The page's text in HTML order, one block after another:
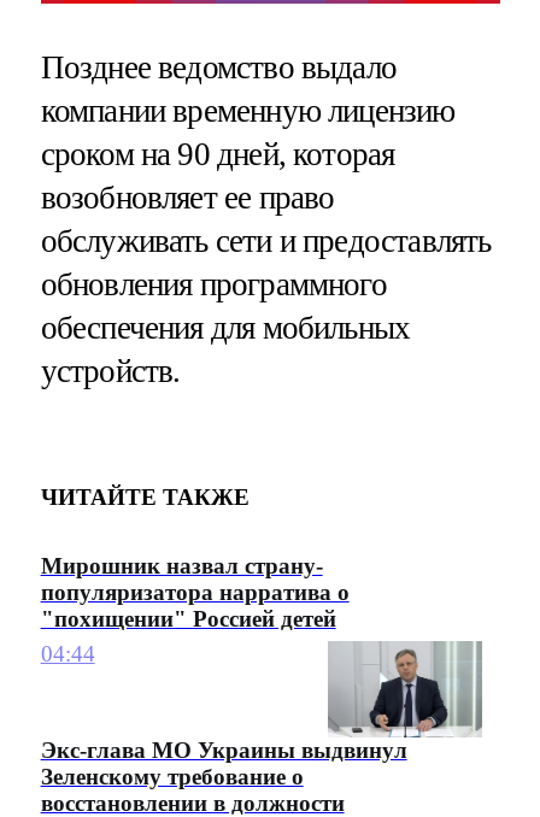
Позднее ведомство выдало
компании временную лицензию
сроком на 90 дней, которая
возобновляет ее право
обслуживать сети и предоставлять
обновления программного
обеспечения для мобильных
устройств.
ЧИТАЙТЕ ТАКЖЕ
Мирошник назвал страну-
популяризатора нарратива о
"похищении" Россией детей
04:44
Экс-глава МО Украины выдвинул
Зеленскому требование о
восстановлении в должности